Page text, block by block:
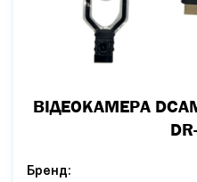
ВІДЕОКАМЕРА
Бренд: